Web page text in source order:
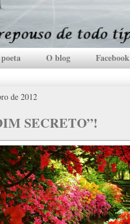
O blog Facebook
de 2012
SECRETO”!